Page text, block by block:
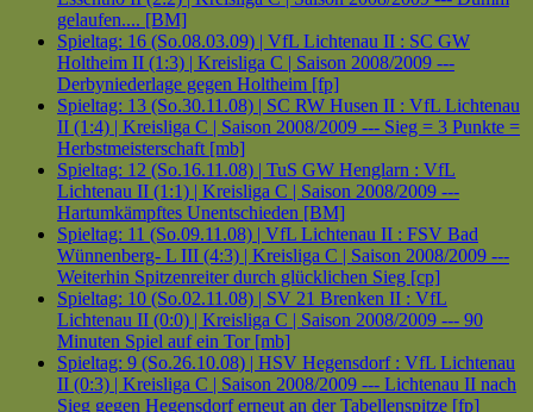
gelaufen.... [BM]
Spieltag: 16 (So.08.03.09) | VfL Lichtenau II : SC GW
Holtheim II (1:3) | Kreisliga C | Saison 2008/2009 ---
Derbyniederlage gegen Holtheim [fp]
Spieltag: 13 (So.30.11.08) | SC RW Husen II : VfL Lichtenau
II (1:4) | Kreisliga C | Saison 2008/2009 --- Sieg = 3 Punkte =
Herbstmeisterschaft [mb]
Spieltag: 12 (So.16.11.08) | TuS GW Henglarn : VfL
Lichtenau II (1:1) | Kreisliga C | Saison 2008/2009 ---
Hartumkämpftes Unentschieden [BM]
Spieltag: 11 (So.09.11.08) | VfL Lichtenau II : FSV Bad
Wünnenberg- L III (4:3) | Kreisliga C | Saison 2008/2009 ---
Weiterhin Spitzenreiter durch glücklichen Sieg [cp]
Spieltag: 10 (So.02.11.08) | SV 21 Brenken II : VfL
Lichtenau II (0:0) | Kreisliga C | Saison 2008/2009 --- 90
Minuten Spiel auf ein Tor [mb]
Spieltag: 9 (So.26.10.08) | HSV Hegensdorf : VfL Lichtenau
II (0:3) | Kreisliga C | Saison 2008/2009 --- Lichtenau II nach
Sieg gegen Hegensdorf erneut an der Tabellenspitze [fp]